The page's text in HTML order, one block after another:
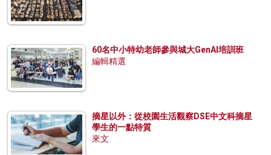
60名中小特幼老師參與城大GenAI培訓班
編輯精選
摘星以外：從校園生活觀察DSE中文科摘星
學生的一點特質
來文